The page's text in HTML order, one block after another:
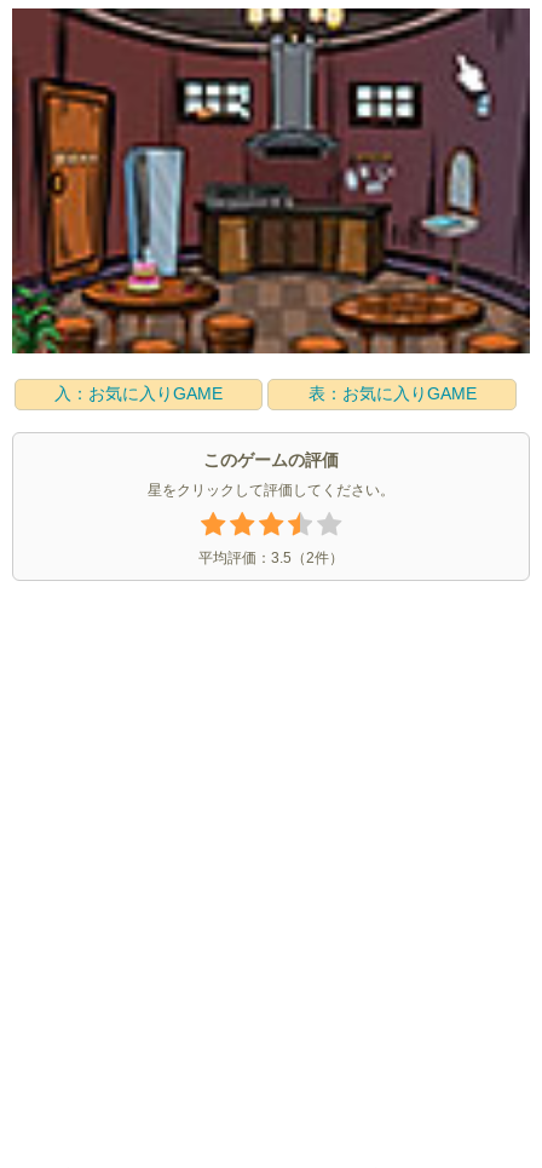
入：お気に入りGAME 表：お気に入りGAME
このゲームの評価
星をクリックして評価してください。
平均評価： 3.5 （2件）